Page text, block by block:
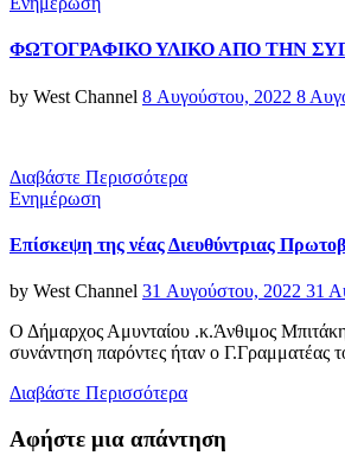
ΦΩΤΟΓΡΑΦΙΚΟ ΥΛΙΚΟ ΑΠΟ ΤΗΝ
by West Channel Posted
8 Αυγούστου, 2022 8
Διαβάστε Περισσότερα
Categories
Ενημέρωση
Επίσκεψη της νέας Διευθύντριας
by West Channel Posted
31 Αυγούστου, 2022 31
Ο Δήμαρχος Αμυνταίου .κ.Άνθιμος
συνάντηση παρόντες ήταν ο
Διαβάστε Περισσότερα
Αφήστε μια απάντηση